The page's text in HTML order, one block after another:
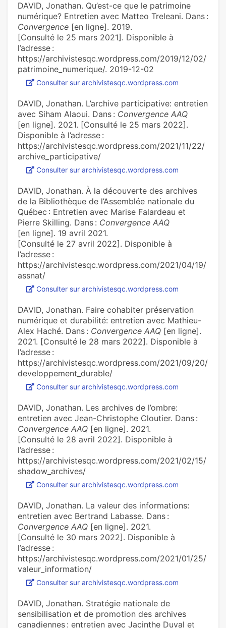
DAVID, Jonathan. Qu’est-ce que le patrimoine
numérique? Entretien avec Matteo Treleani. Dans :
Convergence [en ligne]. 2019.
[Consulté le 25 mars 2021]. Disponible à
l’adresse :
https://archivistesqc.wordpress.com/2019/12/02/
patrimoine_numerique/. 2019-12-02
Consulter sur archivistesqc.wordpress.com
DAVID, Jonathan. L’archive participative: entretien
avec Siham Alaoui. Dans : Convergence AAQ
[en ligne]. 2021. [Consulté le 25 mars 2022].
Disponible à l’adresse :
https://archivistesqc.wordpress.com/2021/11/22/
archive_participative/
Consulter sur archivistesqc.wordpress.com
DAVID, Jonathan. À la découverte des archives
de la Bibliothèque de l’Assemblée nationale du
Québec : Entretien avec Marise Falardeau et
Pierre Skilling. Dans : Convergence AAQ
[en ligne]. 19 avril 2021.
[Consulté le 27 avril 2022]. Disponible à
l’adresse :
https://archivistesqc.wordpress.com/2021/04/19/
assnat/
Consulter sur archivistesqc.wordpress.com
DAVID, Jonathan. Faire cohabiter préservation
numérique et durabilité: entretien avec Mathieu-
Alex Haché. Dans : Convergence AAQ [en ligne].
2021. [Consulté le 28 mars 2022]. Disponible à
l’adresse :
https://archivistesqc.wordpress.com/2021/09/20/
developpement_durable/
Consulter sur archivistesqc.wordpress.com
DAVID, Jonathan. Les archives de l’ombre:
entretien avec Jean-Christophe Cloutier. Dans :
Convergence AAQ [en ligne]. 2021.
[Consulté le 28 avril 2022]. Disponible à
l’adresse :
https://archivistesqc.wordpress.com/2021/02/15/
shadow_archives/
Consulter sur archivistesqc.wordpress.com
DAVID, Jonathan. La valeur des informations:
entretien avec Bertrand Labasse. Dans :
Convergence AAQ [en ligne]. 2021.
[Consulté le 30 mars 2022]. Disponible à
l’adresse :
https://archivistesqc.wordpress.com/2021/01/25/
valeur_information/
Consulter sur archivistesqc.wordpress.com
DAVID, Jonathan. Stratégie nationale de
sensibilisation et de promotion des archives
canadiennes : entretien avec Jacinthe Duval et